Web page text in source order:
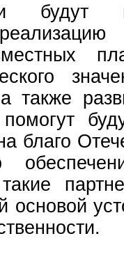
будут
также
благо